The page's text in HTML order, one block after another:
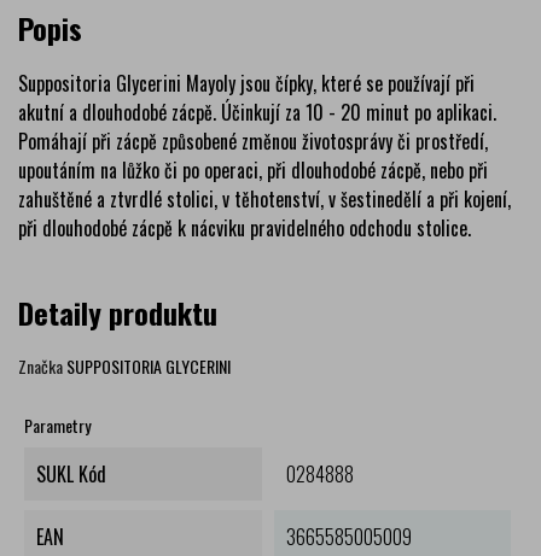
Popis
Suppositoria Glycerini Mayoly jsou čípky, které se používají při
akutní a dlouhodobé zácpě. Účinkují za 10 - 20 minut po aplikaci.
Pomáhají při zácpě způsobené změnou životosprávy či prostředí,
upoutáním na lůžko či po operaci, při dlouhodobé zácpě, nebo při
zahuštěné a ztvrdlé stolici, v těhotenství, v šestinedělí a při kojení,
při dlouhodobé zácpě k nácviku pravidelného odchodu stolice.
Detaily produktu
ZnačkaSUPPOSITORIA GLYCERINI
Parametry
SUKL Kód 0284888
EAN 3665585005009